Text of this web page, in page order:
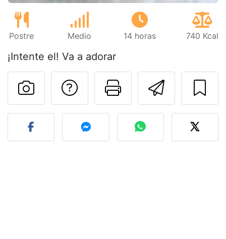
Postre Medio 14 horas 740 Kcal
¡Intente el! Va a adorar
Imprimir
Preguntar al autor
Publicar la foto de esta